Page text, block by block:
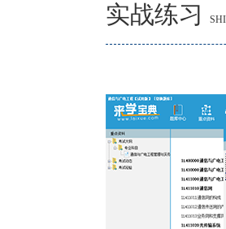
实战练习